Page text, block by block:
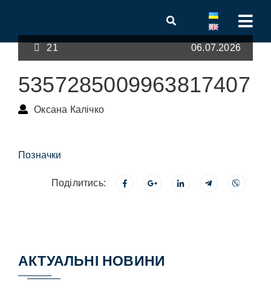
21 06.07.2026
5357285009963817407
Оксана Калічко
Позначки
Поділитись:
АКТУАЛЬНІ НОВИНИ